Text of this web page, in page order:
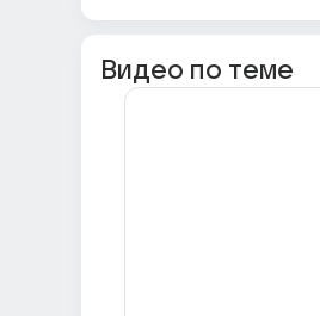
Видео по теме